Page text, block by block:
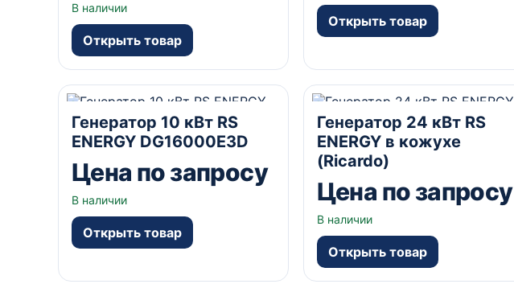
В наличии
Открыть товар
Открыть товар
Генератор 10 кВт RS
ENERGY DG16000Е3D
Цена по запросу
В наличии
Открыть товар
да А
Генератор 24 кВт RS
ENERGY в кожухе
(Ricardo)
Цена по запросу
В наличии
Открыть товар